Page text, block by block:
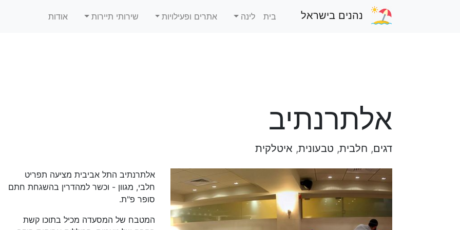
נהנים בישראל בית לינה אתרים ופעילויות שירותי תיירות אודות
אלתרנתיב
דגים, חלבית, טבעונית, איטלקית
אלתרנתיב התל אביבית מציעה תפריט
חלבי, מגוון - וכשר למהדרין בהשגחת חתם
סופר פ"ת.
המטבח של המסעדה מכיל בתוכו קשת